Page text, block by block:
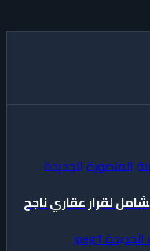
لقرار عقاري ناجح